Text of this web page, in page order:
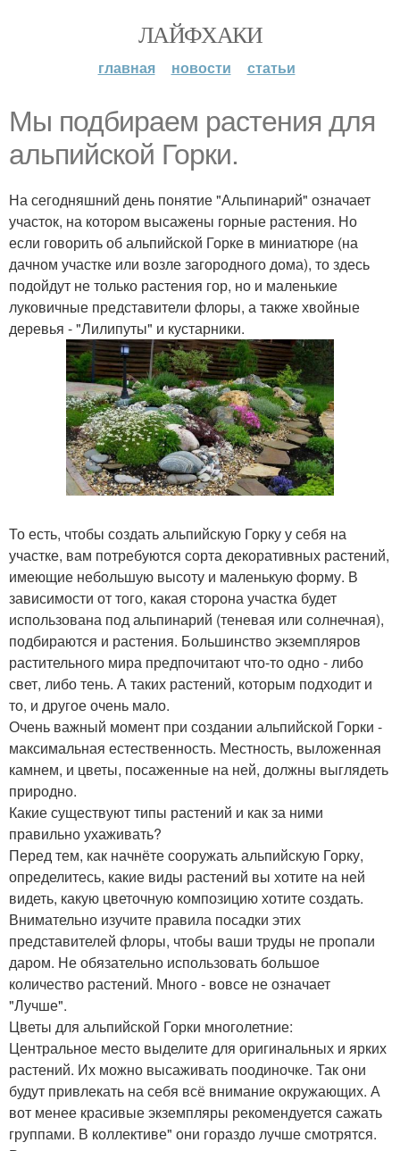
ЛАЙФХАКИ
главная новости статьи
Мы подбираем растения для
альпийской Горки.
На сегодняшний день понятие "Альпинарий" означает
участок, на котором высажены горные растения. Но
если говорить об альпийской Горке в миниатюре (на
дачном участке или возле загородного дома), то здесь
подойдут не только растения гор, но и маленькие
луковичные представители флоры, а также хвойные
деревья - "Лилипуты" и кустарники.
То есть, чтобы создать альпийскую Горку у себя на
участке, вам потребуются сорта декоративных растений,
имеющие небольшую высоту и маленькую форму. В
зависимости от того, какая сторона участка будет
использована под альпинарий (теневая или солнечная),
подбираются и растения. Большинство экземпляров
растительного мира предпочитают что-то одно - либо
свет, либо тень. А таких растений, которым подходит и
то, и другое очень мало.
Очень важный момент при создании альпийской Горки -
максимальная естественность. Местность, выложенная
камнем, и цветы, посаженные на ней, должны выглядеть
природно.
Какие существуют типы растений и как за ними
правильно ухаживать?
Перед тем, как начнёте сооружать альпийскую Горку,
определитесь, какие виды растений вы хотите на ней
видеть, какую цветочную композицию хотите создать.
Внимательно изучите правила посадки этих
представителей флоры, чтобы ваши труды не пропали
даром. Не обязательно использовать большое
количество растений. Много - вовсе не означает
"Лучше".
Цветы для альпийской Горки многолетние:
Центральное место выделите для оригинальных и ярких
растений. Их можно высаживать поодиночке. Так они
будут привлекать на себя всё внимание окружающих. А
вот менее красивые экземпляры рекомендуется сажать
группами. В коллективе" они гораздо лучше смотрятся.